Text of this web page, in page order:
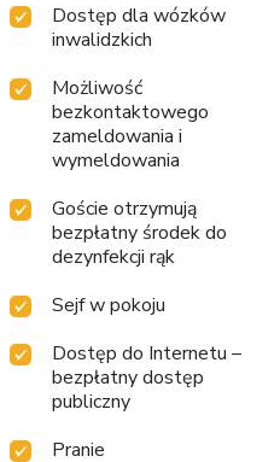
Dostęp dla wózków
inwalidzkich
Możliwość
bezkontaktowego
zameldowania i
wymeldowania
Goście otrzymują
bezpłatny środek do
dezynfekcji rąk
Sejf w pokoju
Dostęp do Internetu –
bezpłatny dostęp
publiczny
Pranie